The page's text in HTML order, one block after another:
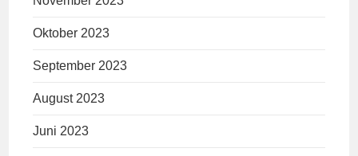
Oktober 2023
September 2023
August 2023
Juni 2023